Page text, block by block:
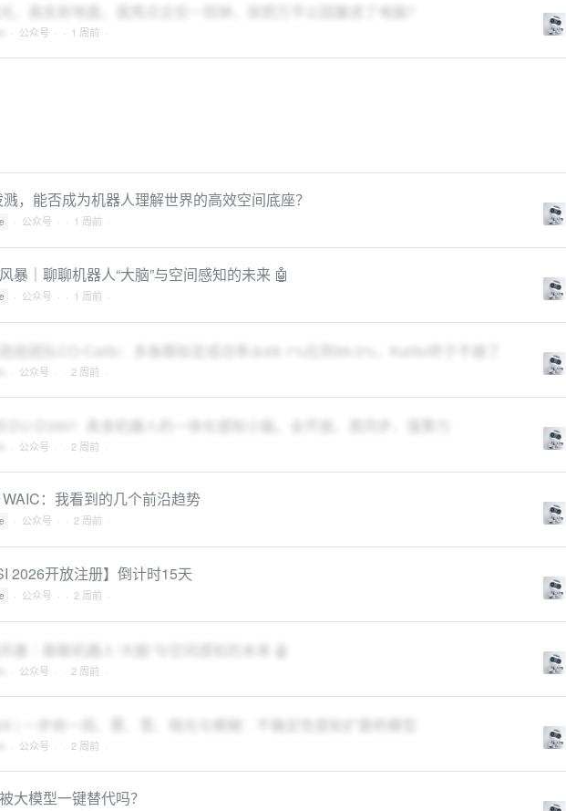
光，高反射地面，我用点云仅一刻钟，就把万平公园搬进了电脑？
· 公众号 · · 1 周前 ·
，能否成为机器人理解世界的高效空间底座？
· 公众号 · · 1 周前 ·
暴｜聊聊机器人“大脑”与空间感知的未来 🤖
· 公众号 · · 1 周前 ·
劭劼团队CO-Calib：多鱼眼标定成功率从68.1%拉到99.3%，Kalibr终于不崩了
· 公众号 · · 2 周前 ·
EDU-D360！具身机器人的一体化感知小脑，全开放、真同步、强算力
· 公众号 · · 2 周前 ·
：我看到的几个前沿趋势
· 公众号 · · 2 周前 ·
2026开放注册】倒计时15天
· 公众号 · · 2 周前 ·
风暴｜聊聊机器人“大脑”与空间感知的未来 🤖
· 公众号 · · 2 周前 ·
| 一步统一雨、雾、雪、暗光与模糊：不确定性感知扩散桥模型
· 公众号 · · 2 周前 ·
大模型一键替代吗？